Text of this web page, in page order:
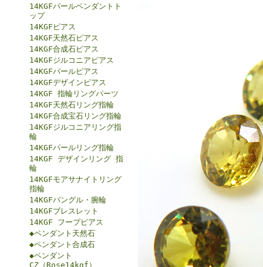
14KGFパールペンダントト
ップ
14KGFピアス
14KGF天然石ピアス
14KGF合成石ピアス
14KGFジルコニアピアス
14KGFパールピアス
14KGFデザインピアス
14KGF 指輪リングパーツ
14KGF天然石リング指輪
14KGF合成宝石リング指輪
14KGFジルコニアリング指
輪
14KGFパールリング指輪
14KGF デザインリング 指
輪
14KGFモアサナイトリング
指輪
14KGFバングル・腕輪
14KGFブレスレット
14KGF フープピアス
◆ペンダント天然石
◆ペンダント合成石
◆ペンダント
CZ（Rose14kgf）